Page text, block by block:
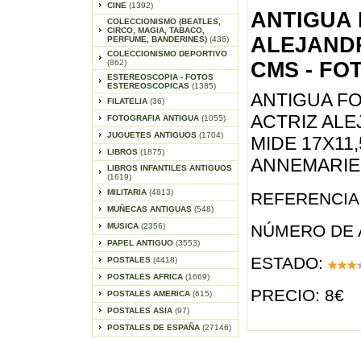
CINE (1392)
COLECCIONISMO (BEATLES,
CIRCO, MAGIA, TABACO,
PERFUME, BANDERINES) (436)
COLECCIONISMO DEPORTIVO
(862)
ESTEREOSCOPIA - FOTOS
ESTEREOSCOPICAS (1385)
FILATELIA (36)
FOTOGRAFIA ANTIGUA (1055)
JUGUETES ANTIGUOS (1704)
LIBROS (1875)
LIBROS INFANTILES ANTIGUOS
(1619)
MILITARIA (4813)
MUÑECAS ANTIGUAS (548)
MUSICA (2356)
PAPEL ANTIGUO (3553)
POSTALES (4418)
POSTALES AFRICA (1669)
POSTALES AMERICA (615)
POSTALES ASIA (97)
POSTALES DE ESPAÑA (27146)
ANTIGUA
CMS -
ANTIGUA
ACTRIZ
MIDE
NÚMERO DE
ESTADO:
PRECIO: 8€